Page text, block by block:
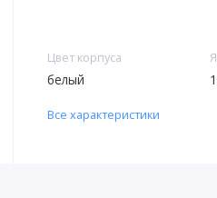
Цвет корпуса
белый 1
Все характеристики